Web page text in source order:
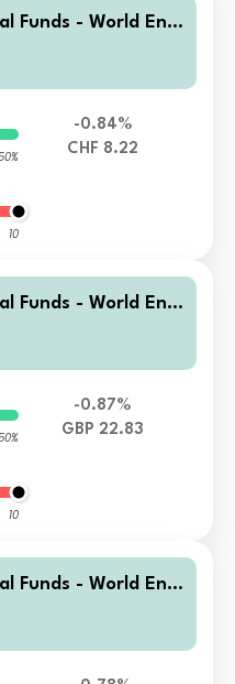
Funds - World Ener
Hedged
10
-0.84%
CHF 8.22
Funds - World Ener
10
-0.87%
GBP 22.83
Funds - World Ener